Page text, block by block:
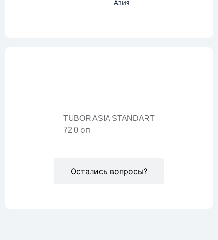
Азия
Остались вопросы?
TUBOR ASIA STANDART
72.0 оп